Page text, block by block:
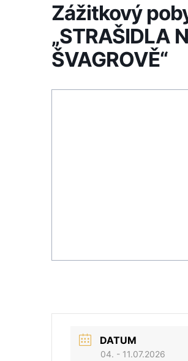
Zážitkový
„STRAŠIDLA
ŠVAGROVĚ“
DATUM
04. - 11.07.2026